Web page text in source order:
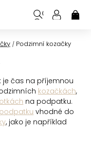
/ Podzimní kozačky
je čas na příjemnou
kozačkách,
na podpatku.
vhodné do
, jako je například